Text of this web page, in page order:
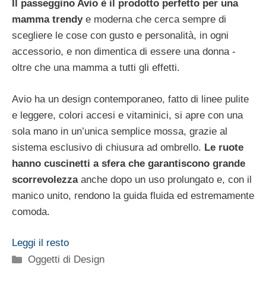
Il passeggino Avio è il prodotto perfetto per una
mamma trendye moderna che cerca sempre di
scegliere le cose con gusto e personalità, in ogni
accessorio, e non dimentica di essere una donna -
oltre che una mamma a tutti gli effetti.
Avio ha un design contemporaneo, fatto di linee pulite
e leggere, colori accesi e vitaminici, si apre con una
sola mano in un’unica semplice mossa, grazie al
sistema esclusivo di chiusura ad ombrello. Le ruote
hanno cuscinetti a sfera che garantiscono grande
scorrevolezzaanche dopo un uso prolungato e, con il
manico unito, rendono la guida fluida ed estremamente
comoda.
Leggi il resto
Categorie
Oggetti di Design